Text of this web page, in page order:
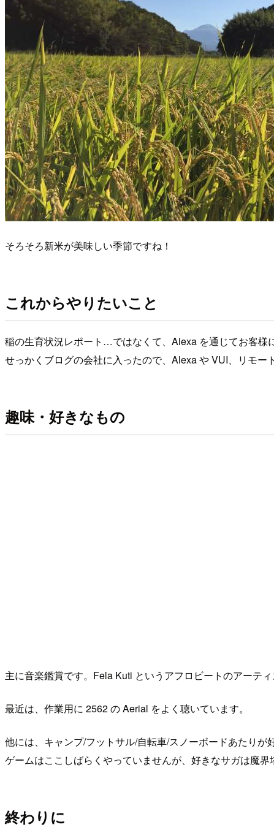
そろそろ新米が美味しい季節ですね！
これからやりたいこと
稲の生育状況レポート…ではなくて、Alexa を通じてお客様
せっかくブログの会社に入ったので、Alexa や VUI、リモ
趣味・好きなもの
主に音楽鑑賞です。Fela Kuti というアフロビートのアーティ
最近は、作業用に 2562 の Aerial をよく聴いています。
他には、キャンプ/フットサル/自転車/スノーボードあたりが
ゲームはここしばらくやっていませんが、好きなサガは魔界
終わりに